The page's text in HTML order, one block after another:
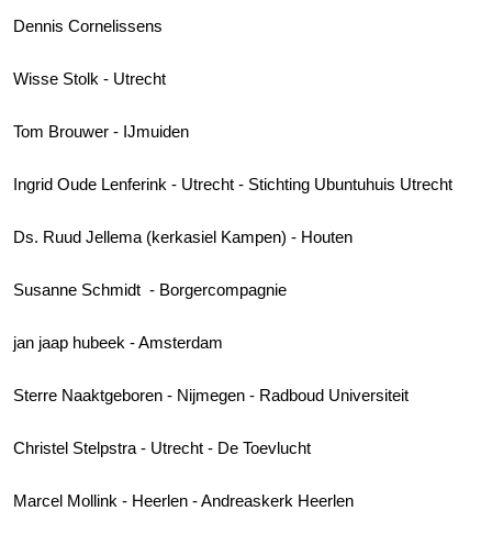
Dennis Cornelissens
Wisse Stolk - Utrecht
Tom Brouwer - IJmuiden
Ingrid Oude Lenferink - Utrecht - Stichting Ubuntuhuis Utrecht
Ds. Ruud Jellema (kerkasiel Kampen) - Houten
Susanne Schmidt - Borgercompagnie
jan jaap hubeek - Amsterdam
Sterre Naaktgeboren - Nijmegen - Radboud Universiteit
Christel Stelpstra - Utrecht - De Toevlucht
Marcel Mollink - Heerlen - Andreaskerk Heerlen